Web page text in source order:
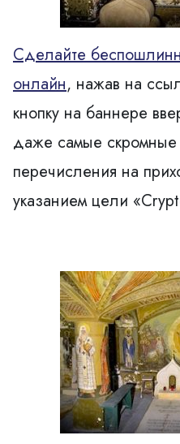
Сделайте
онлайн, нажав на
кнопку на баннере
даже самые скромные
перечисления на
указанием цели